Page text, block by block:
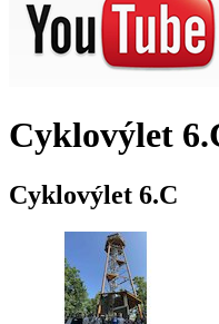
Cyklovýlet
Cyklovýlet 6.C